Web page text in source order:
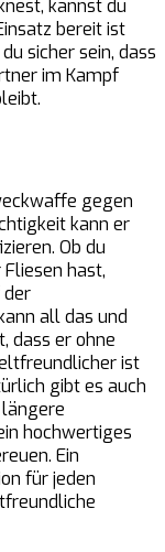
kannst du
bereit ist
sicher sein, dass
im Kampf
gegen
kann er
Ob du
hast,
der
all das und
dass er ohne
ist
gibt es auch
hochwertiges
Ein
für jeden